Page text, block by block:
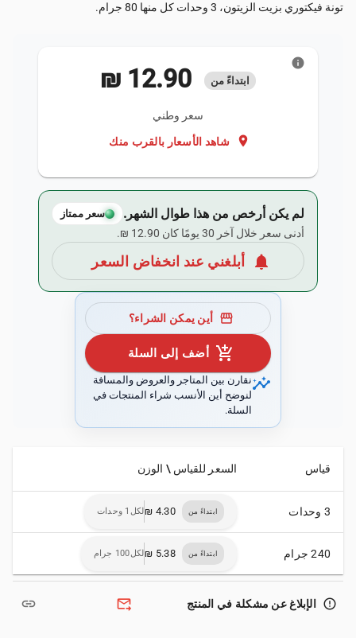
تونة فيكتوري بزيت الزيتون، 3 وحدات كل منها 80 جرام.
ابتداءً من
سعر وطني
location_on شاهد الأسعار بالقرب منك
info
لم يكن أرخص من هذا طوال الشهر. سعر ممتاز
أدنى سعر خلال آخر 30 يومًا كان ‏12.90 ₪.
notifications أبلغني عند انخفاض السعر
storefront أين يمكن الشراء؟
add_shopping_cart أضف إلى السلة
insightsنقارن بين المتاجر والعروض والمسافة
لنوضح أين الأنسب شراء المنتجات في
السلة.
قياس السعر للقياس \ الوزن
3 وحدات ابتداءً من ‏4.30 ₪ لكل1 وحدات
240 جرام ابتداءً من ‏5.38 ₪ لكل100 جرام
error_outline الإبلاغ عن مشكلة في المنتج forward_to_inbox
link